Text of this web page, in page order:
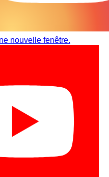
nouvelle fenêtre.